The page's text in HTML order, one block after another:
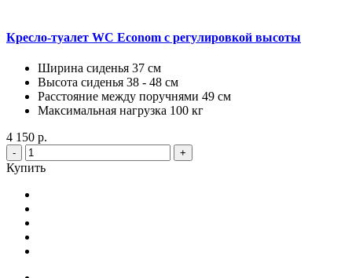
Кресло-туалет WC Econom с регулировкой высоты
Ширина сиденья 37 см
Высота сиденья 38 - 48 см
Расстояние между поручнями 49 см
Максимальная нагрузка 100 кг
4 150 р.
- +
Купить